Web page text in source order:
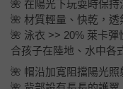
🌺 在陽光下玩耍時保持
🌺 材質輕量、快乾，透
🌺 泳衣 >> 20% 萊卡
合孩子在陸地、水中各
🌺 帽沿加寬阻擋陽光照